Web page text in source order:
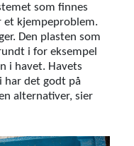
som finnes
et kjempeproblem.
Den plasten som
i for eksempel
i havet. Havets
har det godt på
alternativer, sier